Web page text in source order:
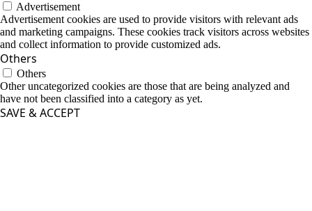
Advertisement
Advertisement cookies are used to provide visitors with relevant ads
and marketing campaigns. These cookies track visitors across websites
and collect information to provide customized ads.
Others
Others
Other uncategorized cookies are those that are being analyzed and
have not been classified into a category as yet.
SAVE & ACCEPT